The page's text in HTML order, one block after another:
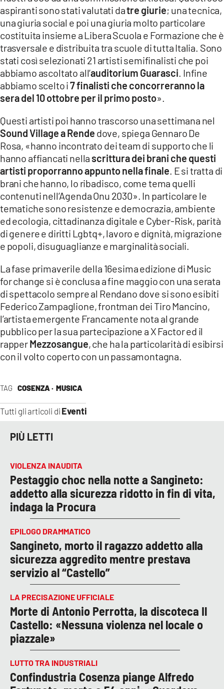
TAG COSENZA · MUSICA
Tutti gli articoli di Eventi
aspiranti sono stati valutati datre giurie; una tecnica,
una giuria social e poi una giuria molto particolare
costituita insieme a Libera Scuola e Formazione che è
trasversale e distribuita tra scuole di tutta Italia. Sono
stati così selezionati 21 artisti semifinalisti che poi
abbiamo ascoltato all’auditorium Guarasci. Infine
abbiamo scelto i7 finalisti che concorreranno la
sera del 10 ottobre per il primo posto».
Questi artisti poi hanno trascorso una settimana nel
Sound Village a Rende dove, spiega Gennaro De
Rosa, «hanno incontrato dei team di supporto che li
hanno affiancati nella scrittura dei brani che questi
artisti proporranno appunto nella finale. E si tratta di
brani che hanno, lo ribadisco, come tema quelli
contenuti nell’Agenda Onu 2030». In particolare le
tematiche sono resistenze e democrazia, ambiente
ed ecologia, cittadinanza digitale e Cyber-Risk, parità
di genere e diritti Lgbtq+, lavoro e dignità, migrazione
e popoli, disuguaglianze e marginalità sociali.
La fase primaverile della 16esima edizione di Music
for change si è conclusa a fine maggio con una serata
di spettacolo sempre al Rendano dove si sono esibiti
Federico Zampaglione, frontman dei Tiro Mancino,
l’artista emergente Francamente nota al grande
pubblico per la sua partecipazione a X Factor ed il
rapperMezzosangue, che ha la particolarità di esibirsi
con il volto coperto con un passamontagna.
PIÙ LETTI
VIOLENZA INAUDITA
Pestaggio choc nella notte a Sangineto:
addetto alla sicurezza ridotto in fin di vita,
indaga la Procura
EPILOGO DRAMMATICO
Sangineto, morto il ragazzo addetto alla
sicurezza aggredito mentre prestava
servizio al “Castello”
LA PRECISAZIONE UFFICIALE
Morte di Antonio Perrotta, la discoteca Il
Castello: «Nessuna violenza nel locale o
piazzale»
LUTTO TRA INDUSTRIALI
Confindustria Cosenza piange Alfredo